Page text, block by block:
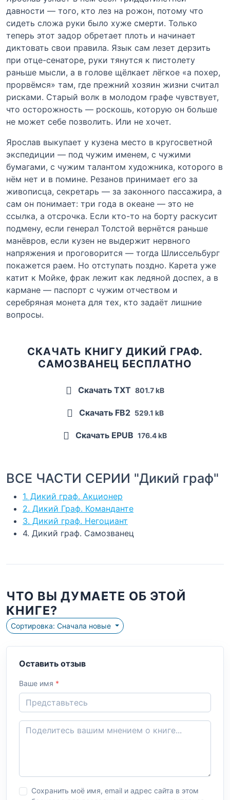
давности — того, кто лез на рожон, потому что
сидеть сложа руки было хуже смерти. Только
теперь этот задор обретает плоть и начинает
диктовать свои правила. Язык сам лезет дерзить
при отце-сенаторе, руки тянутся к пистолету
раньше мысли, а в голове щёлкает лёгкое «а похер,
прорвёмся» там, где прежний хозяин жизни считал
рисками. Старый волк в молодом графе чувствует,
что осторожность — роскошь, которую он больше
не может себе позволить. Или не хочет.
Ярослав выкупает у кузена место в кругосветной
экспедиции — под чужим именем, с чужими
бумагами, с чужим талантом художника, которого в
нём нет и в помине. Резанов принимает его за
живописца, секретарь — за законного пассажира, а
сам он понимает: три года в океане — это не
ссылка, а отсрочка. Если кто-то на борту раскусит
подмену, если генерал Толстой вернётся раньше
манёвров, если кузен не выдержит нервного
напряжения и проговорится — тогда Шлиссельбург
покажется раем. Но отступать поздно. Карета уже
катит к Мойке, фрак лежит как ледяной доспех, а в
кармане — паспорт с чужим отчеством и
серебряная монета для тех, кто задаёт лишние
вопросы.
СКАЧАТЬ КНИГУ ДИКИЙ ГРАФ.
САМОЗВАНЕЦ БЕСПЛАТНО
Скачать TXT 801.7 kB
Скачать FB2 529.1 kB
Скачать EPUB 176.4 kB
ВСЕ ЧАСТИ СЕРИИ "Дикий граф"
1. Дикий граф. Акционер
2. Дикий Граф. Команданте
3. Дикий граф. Негоциант
4. Дикий граф. Самозванец
ЧТО ВЫ ДУМАЕТЕ ОБ ЭТОЙ
КНИГЕ?
Сортировка: Сначала новые
Оставить отзыв
Ваше имя *
Сохранить моё имя, email и адрес сайта в этом